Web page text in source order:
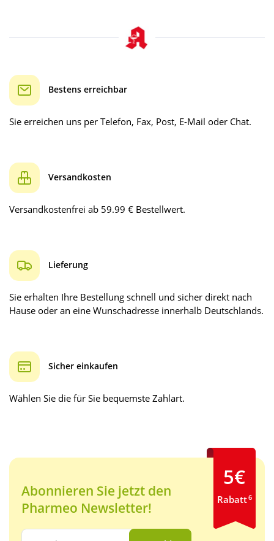
Bestens erreichbar
Sie erreichen uns per Telefon, Fax, Post, E-Mail oder Chat.
Versandkosten
Versandkostenfrei ab 59.99 € Bestellwert.
Lieferung
Sie erhalten Ihre Bestellung schnell und sicher direkt nach
Hause oder an eine Wunschadresse innerhalb Deutschlands.
Sicher einkaufen
Wählen Sie die für Sie bequemste Zahlart.
Abonnieren Sie jetzt den
Pharmeo Newsletter!
Ihre E-Mail Adresse:
5€
Rabatt6